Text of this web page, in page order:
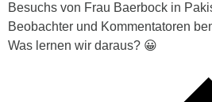
Besuchs von Frau Baerbock in
Beobachter und Kommentatoren
Was lernen wir daraus? 😀